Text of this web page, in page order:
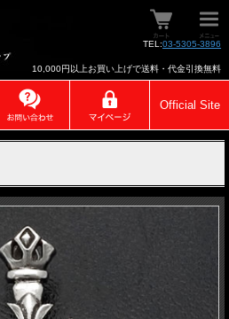
TEL:03-5305-3896
10,000円以上お買い上げで送料・代金引換無料
Official Site